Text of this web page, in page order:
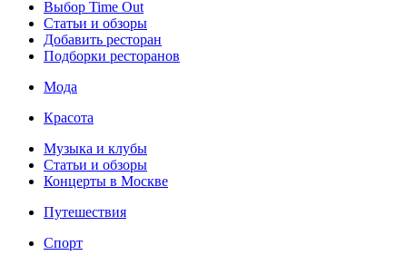
Выбор Time Out
Статьи и обзоры
Добавить ресторан
Подборки ресторанов
Мода
Красота
Музыка и клубы
Статьи и обзоры
Концерты в Москве
Путешествия
Спорт